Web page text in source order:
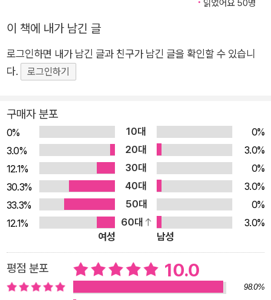
흥겨운 시간을 보낸다. 선물과 같은 음악이 선사하는 즐거움을 만
끽해 보길! “모두 모여 우리 함께!” 가장 멋진 음악은 함께 어우러
는 모습도 각기 다르다. 우리는 하나하나 다르지만 모두 별처럼
빛난다. 《음악이 흐르면》의 이이삼 작가는 “틀림이 아닌 다름으
행복하고 따뜻해지지 않을까.” 하는 바람으로 이 책을 만들었다
고 한다. 특히 레코드판 위에 가득한 사람들이 모두 하나가 되어
만들어 내는 음악을 추상적으로 그려 냈는데, 그 그림은 음악의
아름다움을 한눈에 표현한다. 세상에서 가장 멋진 음악은 모두 함
께 어우러지는 것이다. 음악으로 하나 되는 화합을 한 편의 시 같
은 글과 매력적인 그림으로 잘 담아낸 작품이다.
읽었어요 50명
이 책에 내가 남긴 글
로그인하면 내가 남긴 글과 친구가 남긴 글을 확인할 수 있습니
다.
로그인하기
구매자 분포
0% 10대
0%
3.0%
20대
3.0%
12.1%
30대
0%
30.3%
40대
3.0%
33.3%
50대
0%
12.1%
60대
3.0%
여성
남성
평점 분포 10.0
98.0%